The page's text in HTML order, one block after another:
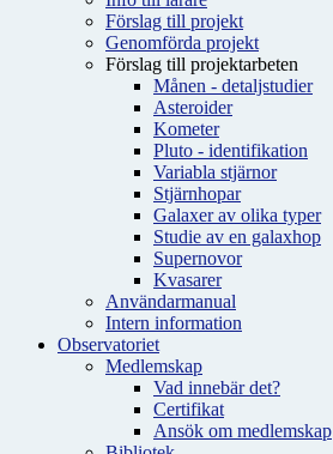
Förslag till projekt
Genomförda projekt
Förslag till projektarbeten
Månen - detaljstudier
Asteroider
Kometer
Pluto - identifikation
Variabla stjärnor
Stjärnhopar
Galaxer av olika typer
Studie av en galaxhop
Supernovor
Kvasarer
Användarmanual
Intern information
Observatoriet
Medlemskap
Vad innebär det?
Certifikat
Ansök om medlemskap